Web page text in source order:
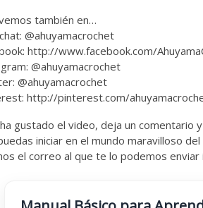
también en…
@ahuyamacrochet
http://www.facebook.com/
@ahuyamacrochet
@ahuyamacrochet
http://pinterest.com/
gustado el video, deja un comentario
iniciar en el mundo maravilloso
el correo al que te lo podemos